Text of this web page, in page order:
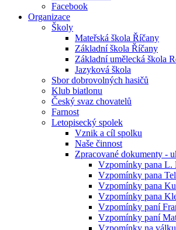
Facebook
Organizace
Školy
Mateřská škola Říčany
Základní škola Říčany
Základní umělecká škola
Jazyková škola
Sbor dobrovolných hasičů
Klub biatlonu
Český svaz chovatelů
Farnost
Letopisecký spolek
Vznik a cíl spolku
Naše činnost
Zpracované dokumenty -
Vzpomínky pana L.
Vzpomínky pana
Vzpomínky pana
Vzpomínky pana
Vzpomínky paní
Vzpomínky paní
Vzpomínky na